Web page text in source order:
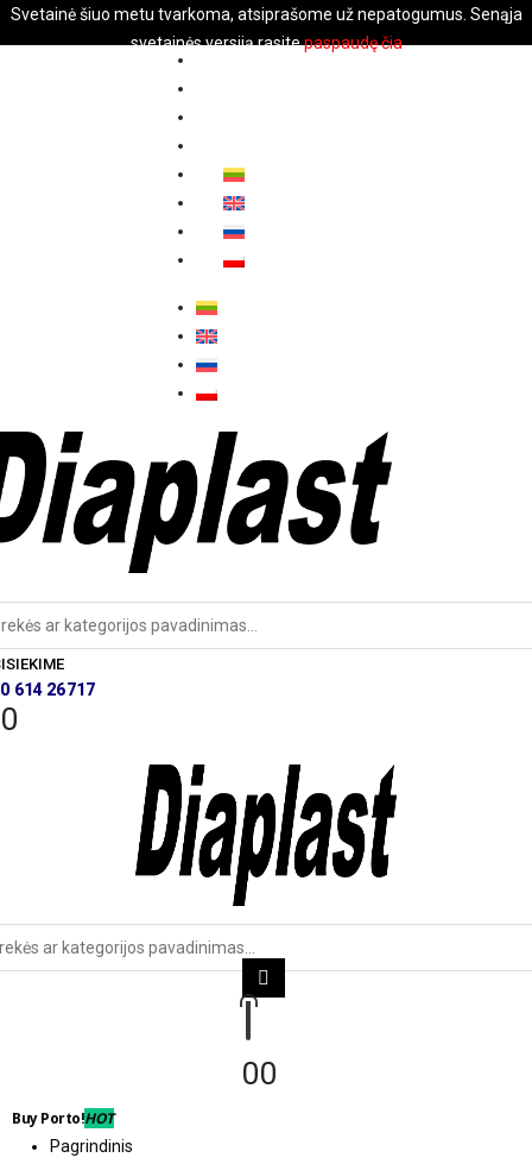
Svetainė šiuo metu tvarkoma, atsiprašome už nepatogumus. Senąja
svetainės versiją rasitepaspaudę čia
614 26717
0
00
Buy Porto!HOT
Pagrindinis